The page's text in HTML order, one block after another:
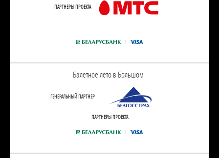
ПАРТНЕРЫ ПРОЕКТА
Балетное лето в Большом
ГЕНЕРАЛЬНЫЙ ПАРТНЕР
ПАРТНЕРЫ ПРОЕКТА